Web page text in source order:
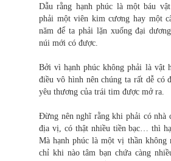
Dẫu rằng hạnh phúc là một báu
phải một viên kim cương hay một
năm để ta phải lặn xuống đại
núi mới có được.
Bởi vì hạnh phúc không phải là vật
điều vô hình nên chúng ta rất dễ có
yêu thương của trái tim được mở ra.
Đừng nên nghĩ rằng khi phải có nhà
địa vị, có thật nhiều tiền bạc… thì
Mà hạnh phúc là một vị thần không
chỉ khi nào tâm bạn chứa càng